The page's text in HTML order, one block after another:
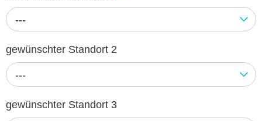
---
gewünschter Standort 2
---
gewünschter Standort 3